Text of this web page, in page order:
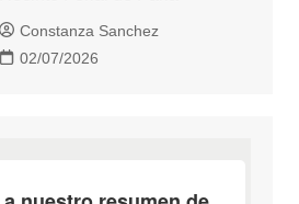
Constanza Sanchez
02/07/2026